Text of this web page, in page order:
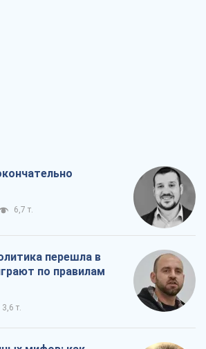
6,7 т.
перешла в
по правилам
3,6 т.